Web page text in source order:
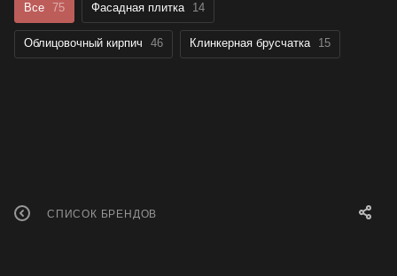
Все 75 Фасадная плитка 14
Облицовочный кирпич 46 Клинкерная брусчатка 15
СПИСОК БРЕНДОВ